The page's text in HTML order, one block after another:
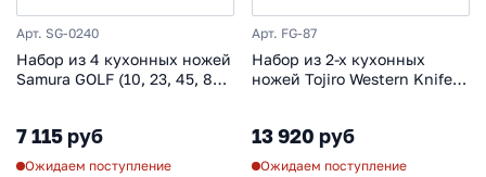
Арт. SG-0240
Набор из 4 кухонных ножей
Samura GOLF (10, 23, 45, 85),
7 115 руб
Ожидаем поступление
Арт. FG-87
Набор из 2-x кухонных
ножей Tojiro Western Knife
древесина
13 920 руб
Ожидаем поступление